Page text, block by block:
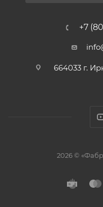
+7
664033 г.
2026 ©